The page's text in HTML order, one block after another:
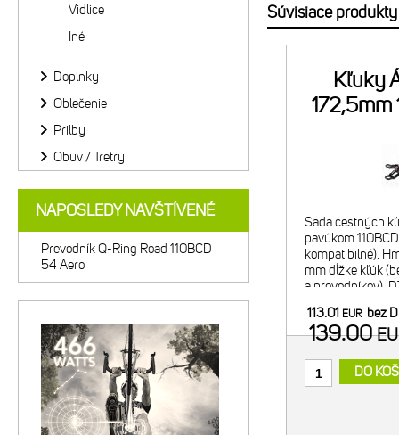
Súvisiace produkty
Kľuky
172,5mm
Sada cestných
pavúkom
kompatibilné).
mm dĺžke kľúk
a prevodníkov).
Technológia
113.01 EUR bez
139.00
DO
Vidlice
Iné
Doplnky
Oblečenie
Prilby
Obuv / Tretry
NAPOSLEDY NAVŠTÍVENÉ
Prevodník Q-Ring Road 110BCD
54 Aero